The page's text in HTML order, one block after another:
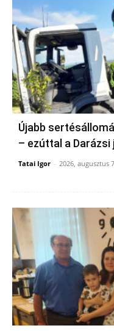
Újabb
– ezúttal a Darázsi
Tatai Igor - 2026, augusztus